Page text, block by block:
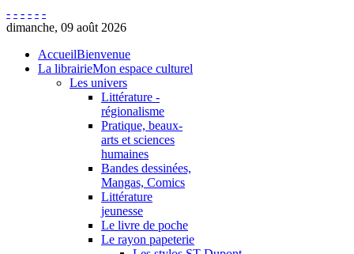
- - - - - -
dimanche, 09 août 2026
AccueilBienvenue
La librairieMon espace culturel
Les univers
Littérature -
régionalisme
Pratique, beaux-
arts et sciences
humaines
Bandes dessinées,
Mangas, Comics
Littérature
jeunesse
Le livre de poche
Le rayon papeterie